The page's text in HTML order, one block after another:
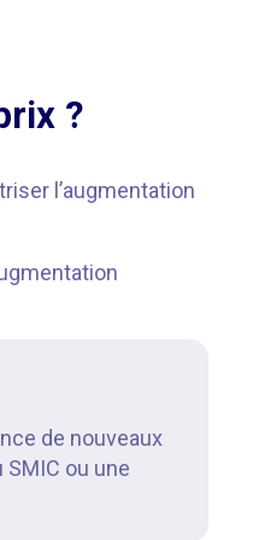
?
l’augmentation
de nouveaux
ou une